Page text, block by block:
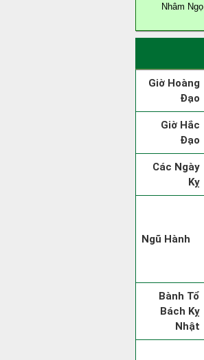
Nhâm Ngọ
Giờ Hoàng
Đạo
Giờ Hắc
Đạo
Các Ngày
Kỵ
Ngũ Hành
Bành Tổ
Bách Kỵ
Nhật